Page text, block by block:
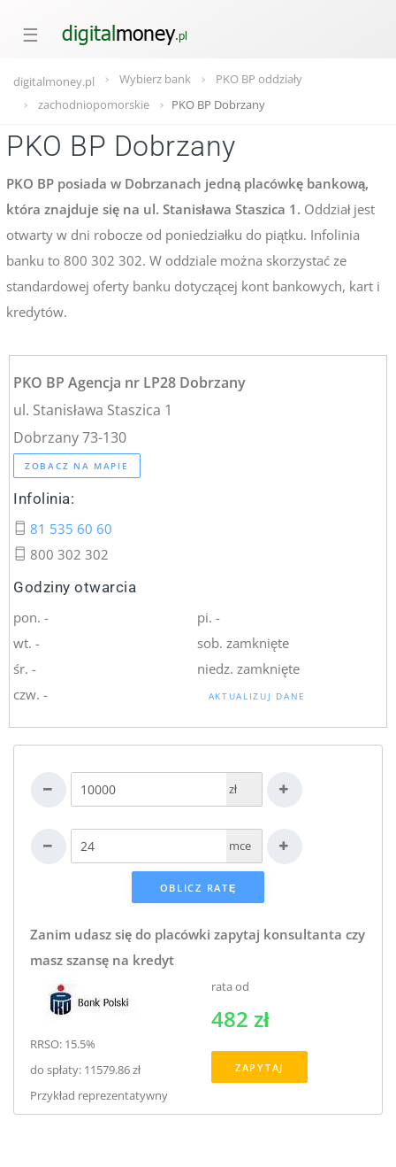
☰
digitalmoney.pl Wybierz bank
PKO BP oddziały
zachodniopomorskie
PKO BP Dobrzany
PKO BP Dobrzany
PKO BP posiada w Dobrzanach jedną placówkę bankową,
która znajduje się na ul. Stanisława Staszica 1. Oddział jest
otwarty w dni robocze od poniedziałku do piątku. Infolinia
banku to 800 302 302. W oddziale można skorzystać ze
standardowej oferty banku dotyczącej kont bankowych, kart i
kredytów.
PKO BP Agencja nr LP28 Dobrzany
ul. Stanisława Staszica 1
Dobrzany 73-130
ZOBACZ NA MAPIE
Infolinia:
81 535 60 60
800 302 302
Godziny otwarcia
pon. -
wt. -
śr. -
czw. -
pi. -
sob. zamknięte
niedz. zamknięte
AKTUALIZUJ DANE
zł
mce
Zanim udasz się do placówki zapytaj konsultanta czy
masz szansę na kredyt
RRSO: 15.5%
do spłaty: 11579.86 zł
Przykład reprezentatywny
rata od
482 zł
ZAPYTAJ